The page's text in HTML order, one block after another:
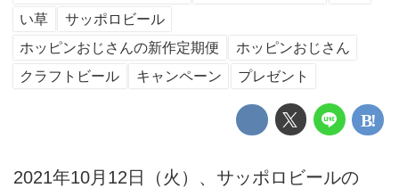
い草
サッポロビール
ホッピンおじさんの新作定期便
ホッピンおじさん
クラフトビール
キャンペーン プレゼント
2021年10月12日（火）、サッポロビールの